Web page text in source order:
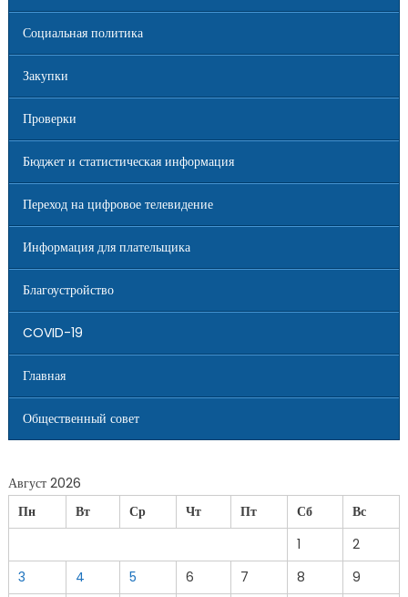
Социальная политика
Закупки
Проверки
Бюджет и статистическая информация
Переход на цифровое телевидение
Информация для плательщика
Благоустройство
COVID-19
Главная
Общественный совет
Август 2026
Пн
Вт Ср Чт Пт Сб
Вс
1
2
3
4 5 6 7 8 9